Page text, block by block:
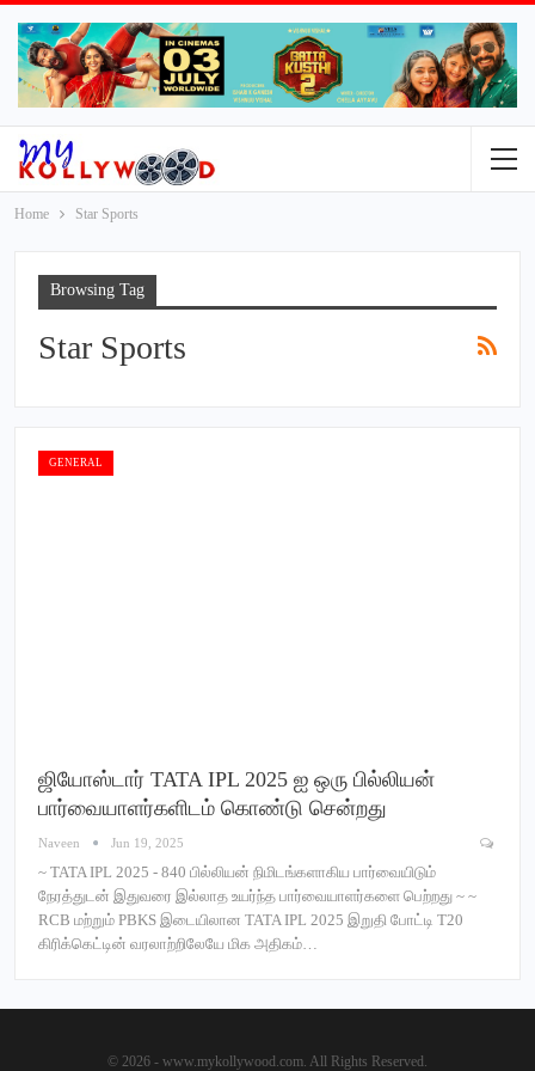
Home Star Sports
Browsing Tag
Star Sports
GENERAL
ஜியோஸ்டார் TATA IPL 2025 ஐ ஒரு பில்லியன்
பார்வையாளர்களிடம் கொண்டு சென்றது
Naveen Jun 19, 2025
~ TATA IPL 2025 - 840 பில்லியன் நிமிடங்களாகிய பார்வையிடும்
நேரத்துடன் இதுவரை இல்லாத உயர்ந்த பார்வையாளர்களை பெற்றது ~ ~
RCB மற்றும் PBKS இடையிலான TATA IPL 2025 இறுதி போட்டி T20
கிரிக்கெட்டின் வரலாற்றிலேயே மிக அதிகம்…
© 2026 - www.mykollywood.com. All Rights Reserved.